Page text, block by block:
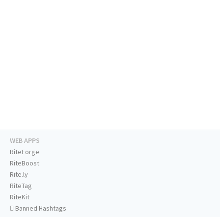
WEB APPS
RiteForge
RiteBoost
Rite.ly
RiteTag
RiteKit
Banned Hashtags